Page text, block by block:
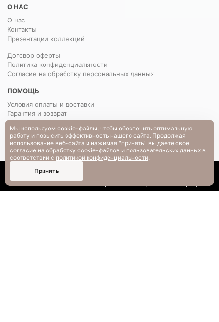
Каталог Поиск
О НАС
О нас
Контакты
Презентации коллекций
Договор оферты
Политика конфиденциальности
Согласие на обработку персональных данных
ПОМОЩЬ
Условия оплаты и доставки
Гарантия и возврат
РАЗМЕРНАЯ СЕТКА
Вопрос-ответ
Мы используем cookie-файлы, чтобы обеспечить оптимальную
работу и повысить эффективность нашего сайта. Продолжая
использование веб-сайта и нажимая "принять" вы даете свое
согласие на обработку cookie-файлов и пользовательских данных в
соответствии с политикой конфиденциальности.
Принять